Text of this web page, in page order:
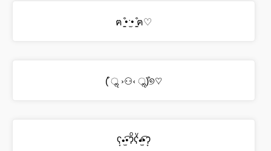
ฅ ̳͒•ˑ̫• ̳͒ฅ♡
(͒ ॢ ›⚇‹ ॢ)͒୭♡
ʕ͙•̫͑͡•ʔͦʕͮ•̫ͤ͡•ʔ͙